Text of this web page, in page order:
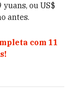
ou US$
antes.
com 11